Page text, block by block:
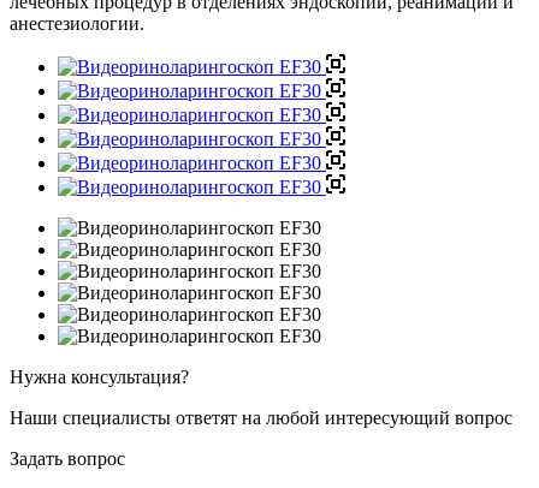
анестезиологии.
Нужна консультация?
Наши специалисты ответят на любой интересующий вопрос
Задать вопрос